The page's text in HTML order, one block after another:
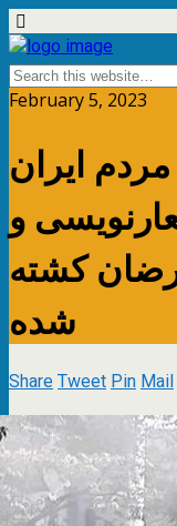
February 5, 2023
ایران
و
کشته
شده
ShareTweetPinMail